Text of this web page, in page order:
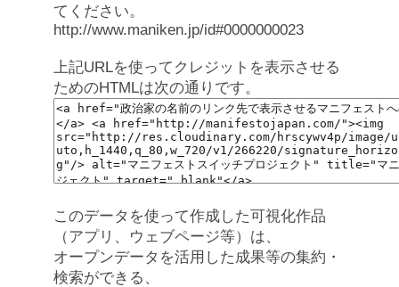
てください。
http://www.maniken.jp/id#0000000023
上記URLを使ってクレジットを表示させる
ためのHTMLは次の通りです。
このデータを使って作成した可視化作品
（アプリ、ウェブページ等）は、
オープンデータを活用した成果等の集約・
検索ができる、